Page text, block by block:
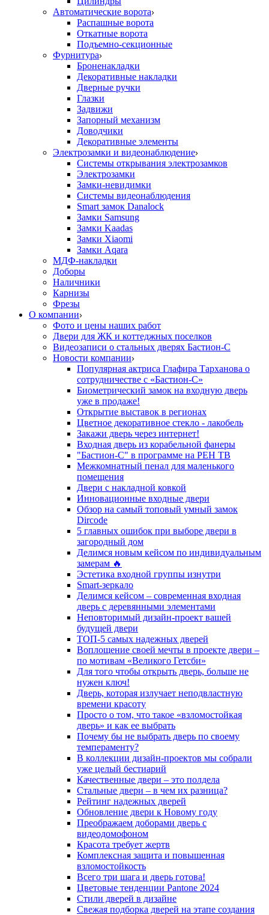
Автоматические ворота
Распашные ворота
Откатные ворота
Подъемно-секционные
Фурнитура
Броненакладки
Декоративные накладки
Дверные ручки
Глазки
Задвижи
Запорный механизм
Доводчики
Декоративные элементы
Электрозамки и видеонаблюдение
Системы открывания электрозамков
Электрозамки
Замки-невидимки
Системы видеонаблюдения
Smart замок Danalock
Замки Samsung
Замки Kaadas
Замки Xiaomi
Замки Aqara
МДФ-накладки
Доборы
Наличники
Карнизы
Фрезы
О компании
Фото и цены наших работ
Двери для ЖК и коттеджных поселков
Видеозаписи о стальных дверях Бастион-С
Новости компании
Популярная актриса Глафира Тарханова о
сотрудничестве с «Бастион-С»
Биометрический замок на входную дверь
уже в продаже!
Открытие выставок в регионах
Цветное декоративное стекло - лакобель
Закажи дверь через интернет!
Входная дверь из корабельной фанеры
"Бастион-С" в программе на РЕН ТВ
Межкомнатный пенал для маленького
помещения
Двери с накладной ковкой
Инновационные входные двери
Обзор на самый топовый умный замок
Dircode
5 главных ошибок при выборе двери в
загородный дом
Делимся новым кейсом по индивидуальным
замерам 🔥
Эстетика входной группы изнутри
Smart-зеркало
Делимся кейсом – современная входная
дверь с деревянными элементами
Неповторимый дизайн-проект вашей
будущей двери
ТОП-5 самых надежных дверей
Воплощение своей мечты в проекте двери –
по мотивам «Великого Гетсби»
Для того чтобы открыть дверь, больше не
нужен ключ!
Дверь, которая излучает неподвластную
времени красоту
Просто о том, что такое «взломостойкая
дверь» и как ее выбрать
Почему бы не выбрать дверь по своему
темпераменту?
В коллекции дизайн-проектов мы собрали
уже целый бестиарий
Качественные двери – это полдела
Стальные двери – в чем их разница?
Рейтинг надежных дверей
Обновление двери к Новому году
Преображаем доборами дверь с
видеодомофоном
Красота требует жертв
Комплексная защита и повышенная
взломостойкость
Всего три шага и дверь готова!
Цветовые тенденции Pantone 2024
Стили дверей в дизайне
Свежая подборка дверей на этапе создания